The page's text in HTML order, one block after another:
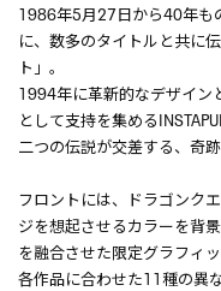
1986年5月27日から40年も
に、数多のタイトルと共に
ト」。
1994年に革新的なデザイン
として支持を集める
二つの伝説が交差する、奇
フロントには、ドラゴンク
ジを想起させるカラーを背
を融合させた限定グラフィッ
各作品に合わせた11種の異